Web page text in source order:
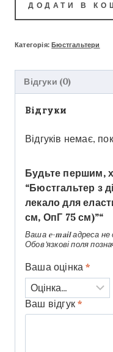
ДОДАТИ В
Категорія:Бюстгальтери
Відгуки (0)
Відгуки
Відгуків немає,
Будьте першим,
“Бюстгальтер з
лекало для
см, ОпГ 75 см)”“
Ваша e-mail адреса
Обов’язкові поля
Ваша оцінка*
Ваш відгук*